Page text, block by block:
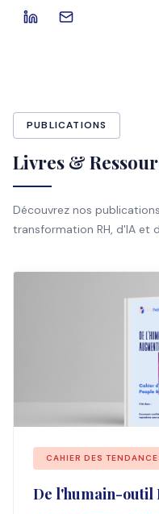
PUBLICATIONS
Livres &
Découvrez nos
transformation RH, d'IA et
CAHIER DES
De l'humain-outil